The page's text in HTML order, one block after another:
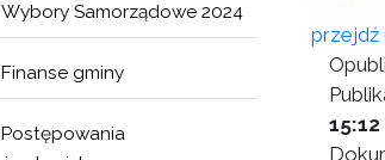
Wybory Samorządowe 2024
Finanse gminy
Postępowania
przejdź
15:12